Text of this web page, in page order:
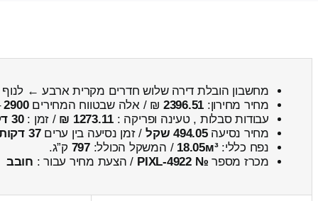
מחשבון הובלת דירה שלוש חדרים מקרית ארבע ← לנוף
מחיר מחירון: 2396.51 ₪ / אלה שבטווח המחירים2900
עבודות סבלות , טעינה ופריקה : 1273.11 ₪ / זמן :30 דקות 45 שניות
מחיר נסיעה494.05 שקל / זמן נסיעה בין ערים37 דקות
נפח כללי:18.05м³ / המשקל הכולל:797 ק”ג.
מכרז מספר № PIXL-4922 / הצעת מחיר עבור : חובב